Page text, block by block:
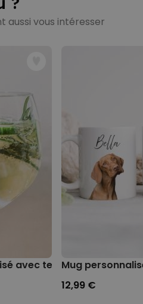
aussi vous intéresser
avec texteMug
12,99 €